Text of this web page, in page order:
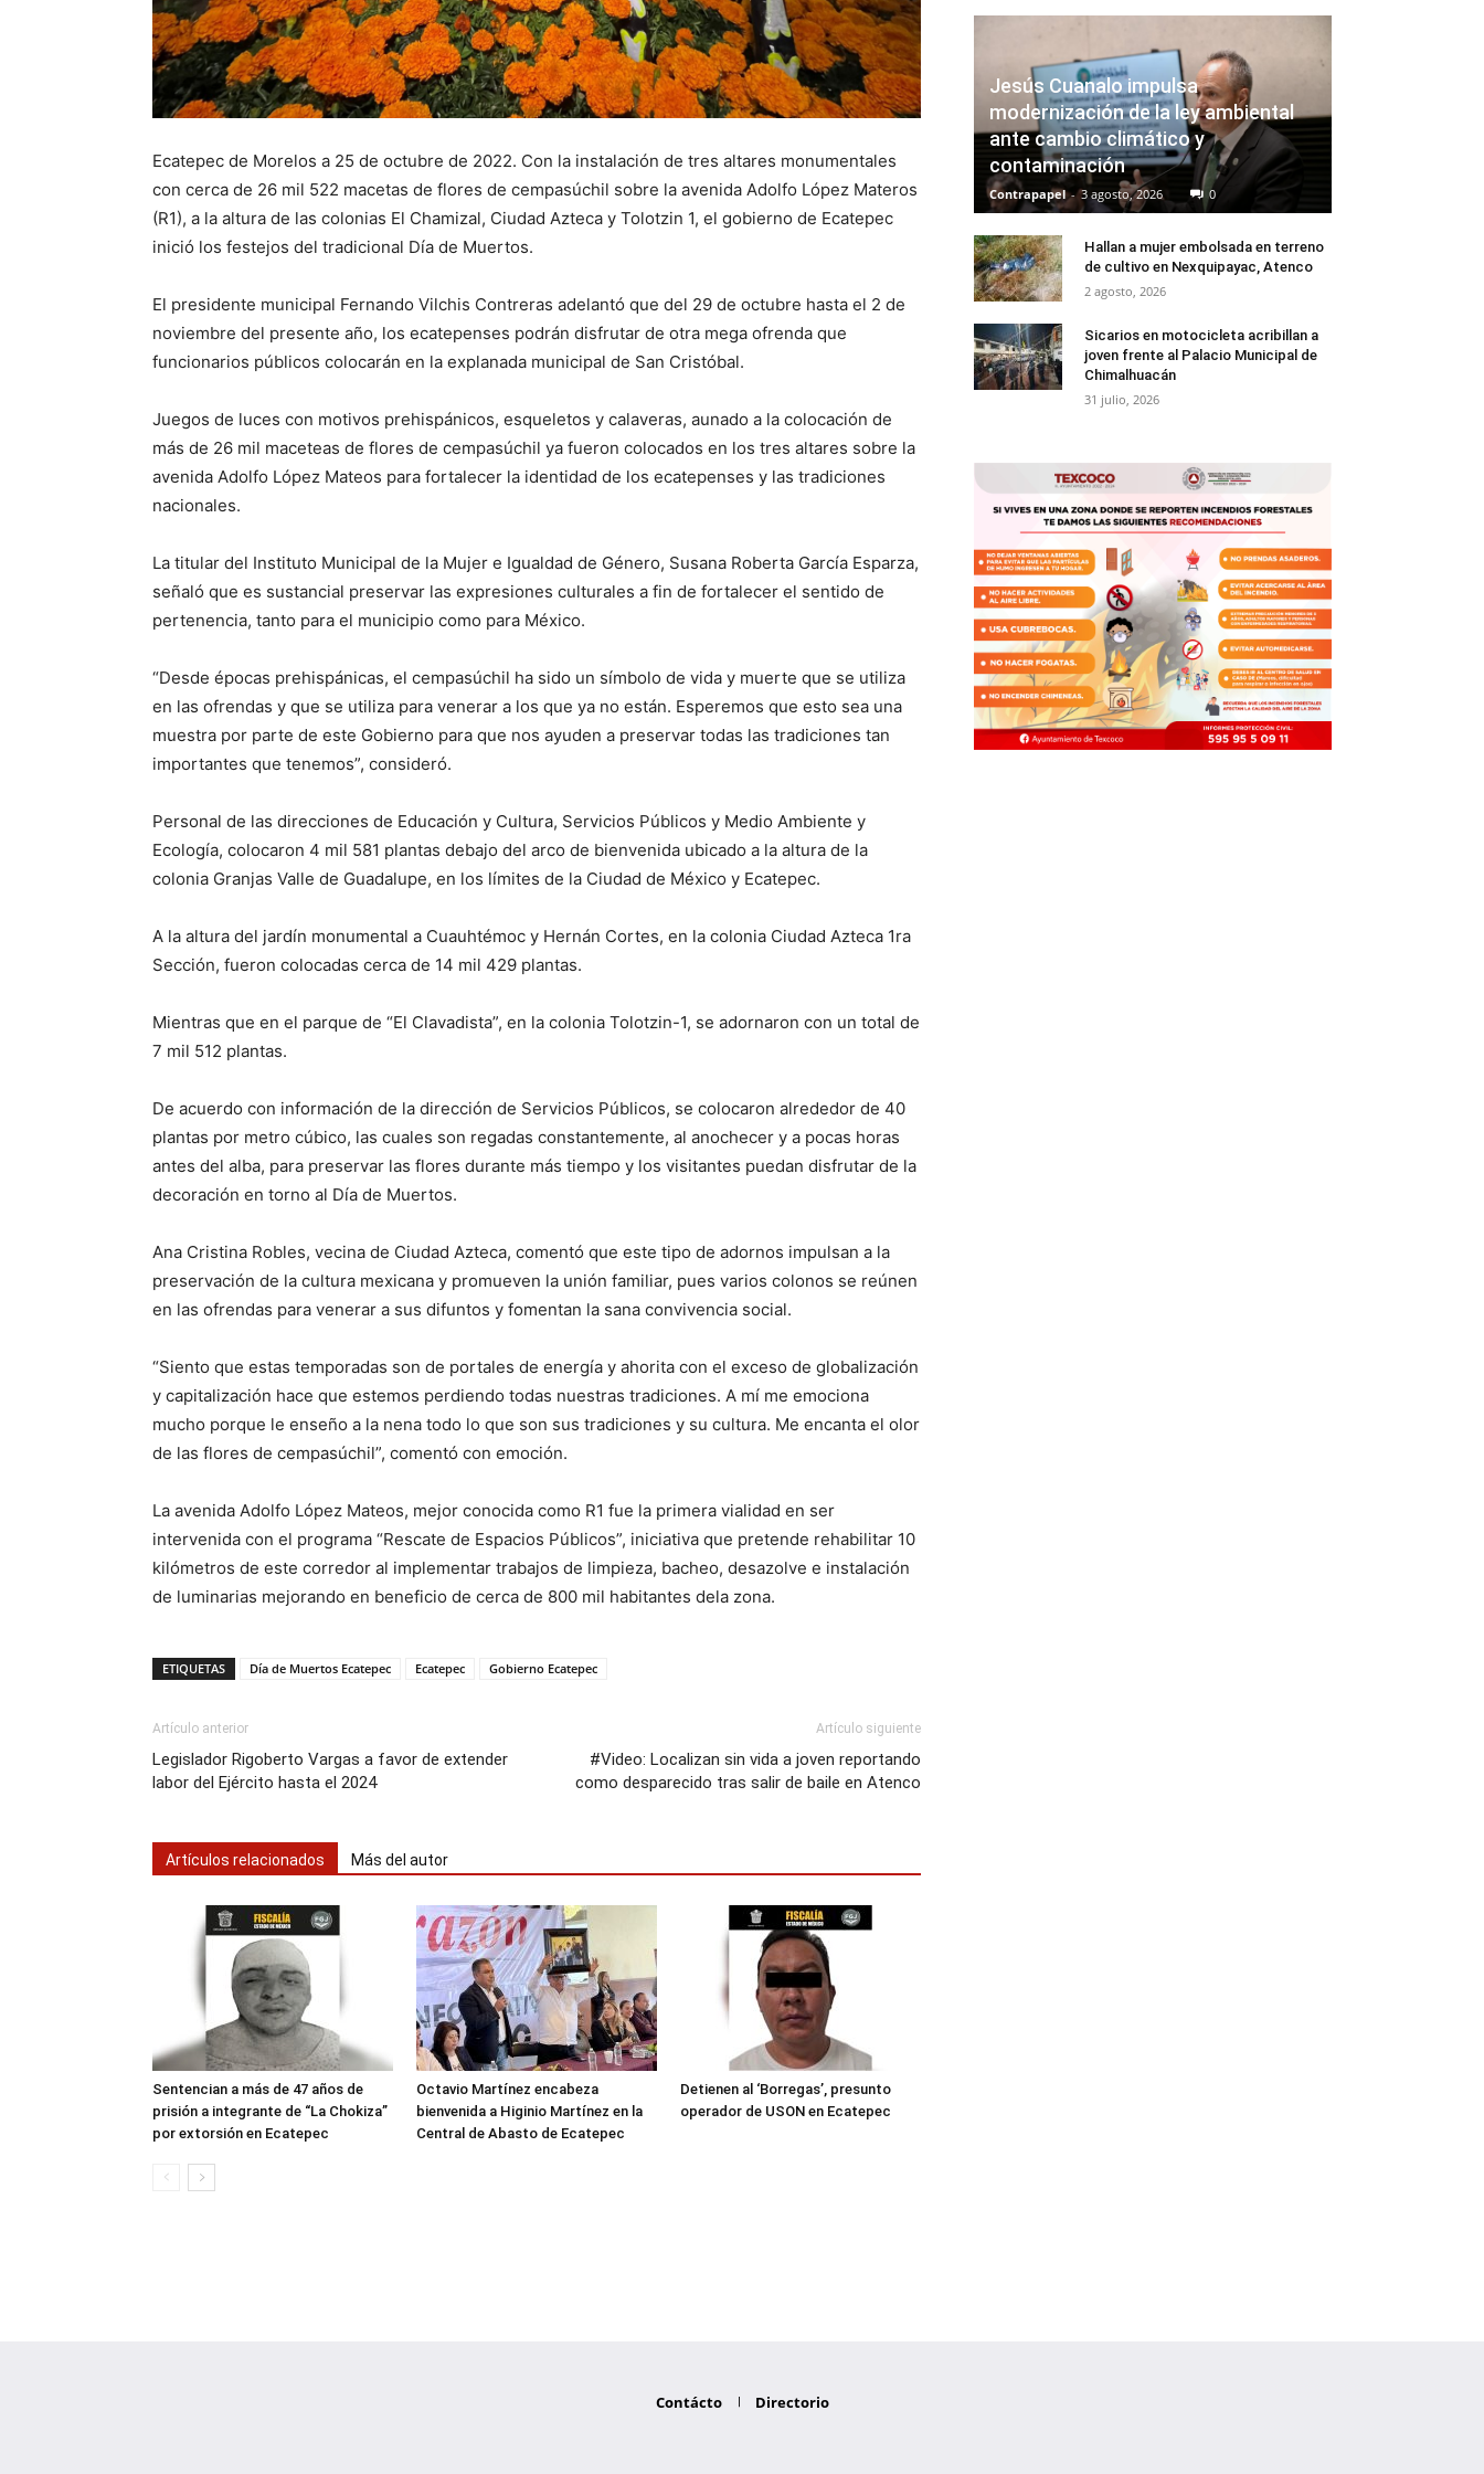
Ecatepec de Morelos a 25 de octubre de 2022. Con la instalación de tres altares monumentales
con cerca de 26 mil 522 macetas de flores de cempasúchil sobre la avenida Adolfo López Materos
(R1), a la altura de las colonias El Chamizal, Ciudad Azteca y Tolotzin 1, el gobierno de Ecatepec
inició los festejos del tradicional Día de Muertos.
El presidente municipal Fernando Vilchis Contreras adelantó que del 29 de octubre hasta el 2 de
noviembre del presente año, los ecatepenses podrán disfrutar de otra mega ofrenda que
funcionarios públicos colocarán en la explanada municipal de San Cristóbal.
Juegos de luces con motivos prehispánicos, esqueletos y calaveras, aunado a la colocación de
más de 26 mil maceteas de flores de cempasúchil ya fueron colocados en los tres altares sobre la
avenida Adolfo López Mateos para fortalecer la identidad de los ecatepenses y las tradiciones
nacionales.
La titular del Instituto Municipal de la Mujer e Igualdad de Género, Susana Roberta García Esparza,
señaló que es sustancial preservar las expresiones culturales a fin de fortalecer el sentido de
pertenencia, tanto para el municipio como para México.
“Desde épocas prehispánicas, el cempasúchil ha sido un símbolo de vida y muerte que se utiliza
en las ofrendas y que se utiliza para venerar a los que ya no están. Esperemos que esto sea una
muestra por parte de este Gobierno para que nos ayuden a preservar todas las tradiciones tan
importantes que tenemos”, consideró.
Personal de las direcciones de Educación y Cultura, Servicios Públicos y Medio Ambiente y
Ecología, colocaron 4 mil 581 plantas debajo del arco de bienvenida ubicado a la altura de la
colonia Granjas Valle de Guadalupe, en los límites de la Ciudad de México y Ecatepec.
A la altura del jardín monumental a Cuauhtémoc y Hernán Cortes, en la colonia Ciudad Azteca 1ra
Sección, fueron colocadas cerca de 14 mil 429 plantas.
Mientras que en el parque de “El Clavadista”, en la colonia Tolotzin-1, se adornaron con un total de
7 mil 512 plantas.
De acuerdo con información de la dirección de Servicios Públicos, se colocaron alrededor de 40
plantas por metro cúbico, las cuales son regadas constantemente, al anochecer y a pocas horas
antes del alba, para preservar las flores durante más tiempo y los visitantes puedan disfrutar de la
decoración en torno al Día de Muertos.
Ana Cristina Robles, vecina de Ciudad Azteca, comentó que este tipo de adornos impulsan a la
preservación de la cultura mexicana y promueven la unión familiar, pues varios colonos se reúnen
en las ofrendas para venerar a sus difuntos y fomentan la sana convivencia social.
“Siento que estas temporadas son de portales de energía y ahorita con el exceso de globalización
y capitalización hace que estemos perdiendo todas nuestras tradiciones. A mí me emociona
mucho porque le enseño a la nena todo lo que son sus tradiciones y su cultura. Me encanta el olor
de las flores de cempasúchil”, comentó con emoción.
La avenida Adolfo López Mateos, mejor conocida como R1 fue la primera vialidad en ser
intervenida con el programa “Rescate de Espacios Públicos”, iniciativa que pretende rehabilitar 10
kilómetros de este corredor al implementar trabajos de limpieza, bacheo, desazolve e instalación
de luminarias mejorando en beneficio de cerca de 800 mil habitantes dela zona.
ETIQUETAS Día de Muertos Ecatepec Ecatepec Gobierno Ecatepec
Artículo anterior
Legislador Rigoberto Vargas a favor de extender
labor del Ejército hasta el 2024
Artículo siguiente
#Video: Localizan sin vida a joven reportando
como desparecido tras salir de baile en Atenco
Artículos relacionados Más del autor
Sentencian a más de 47 años de
prisión a integrante de “La Chokiza”
por extorsión en Ecatepec
Octavio Martínez encabeza
bienvenida a Higinio Martínez en la
Central de Abasto de Ecatepec
Detienen al ‘Borregas’, presunto
operador de USON en Ecatepec
Jesús Cuanalo impulsa
modernización de la ley ambiental
ante cambio climático y
contaminación
Contrapapel - 3 agosto, 2026 0
Hallan a mujer embolsada en terreno
de cultivo en Nexquipayac, Atenco
2 agosto, 2026
Sicarios en motocicleta acribillan a
joven frente al Palacio Municipal de
Chimalhuacán
31 julio, 2026
Contácto Directorio